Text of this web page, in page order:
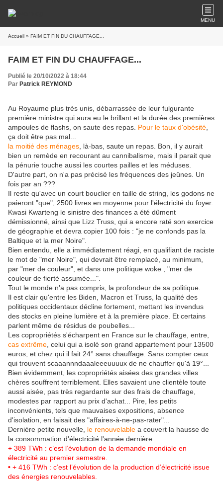
MENU
Accueil » FAIM ET FIN DU CHAUFFAGE...
FAIM ET FIN DU CHAUFFAGE...
Publié le 20/10/2022 à 18:44
Par Patrick REYMOND
Au Royaume plus très unis, débarrassée de leur fulgurante
première ministre qui aura eu le brillant et la durée des premières
ampoules de flashs, on saute des repas. Pour le taux d'obésité
ça doit être pas mal...
la moitié des ménages , là-bas, saute un repas. Bon, il y aurait
bien un remède en recourant au cannibalisme, mais il parait que
la pénurie touche aussi les courtes pailles et les méduses.
D'autre part, on n'a pas précisé les fréquences des jeûnes. Un
fois par an ???
Il reste qu'avec un court bouclier en taille de string, les godons ne
paieront "que", 2500 livres en moyenne pour l'électricité du foyer.
Kwasi Kwarteng le sinistre des finances a été dûment
démissionné, ainsi que Lizz Truss, qui a encore raté son exercice
de géographie et devra copier 100 fois : "je ne confonds pas la
Baltique et la mer Noire".
Bien entendu, elle a immédiatement réagi, en qualifiant de raciste
le mot de "mer Noire", qui devrait être remplacé, au minimum,
par "mer de couleur", et dans une politique woke , "mer de
couleur de fierté assumée...".
Tout le monde n'a pas compris, la profondeur de sa politique.
Il est clair qu'entre les Biden, Macron et Truss, la qualité des
politiques occidentaux décline fortement, mettant les invendus
des stocks en pleine lumière et à la première place. Et certains
parlent même de résidus de poubelles...
Les copropriétés s'écharpent en France sur le chauffage, entre,
cas extrême , celui qui a isolé son grand appartement pour 13500
euros, et chez qui il fait 24° sans chauffage. Sans compter ceux
qui trouvent scaaannndaaaleeeuuuux de ne chauffer qu'à 19°...
Bien évidemment, les copropriétés aisées des grandes villes
chères souffrent terriblement. Elles savaient une clientèle toute
aussi aisée, pas très regardante sur des frais de chauffage,
modestes par rapport au prix d'achat... Pire, les petits
inconvénients, tels que mauvaises expositions, absence
d'isolation, en faisait des "affaires-à-ne-pas-rater"...
Dernière petite nouvelle, le renouvelable a couvert la hausse de
la consommation d'électricité l'année dernière.
+ 389 TWh : c’est l’évolution de la demande mondiale en
électricité au premier semestre.
• + 416 TWh : c’est l’évolution de la production d’électricité issue
des énergies renouvelables.